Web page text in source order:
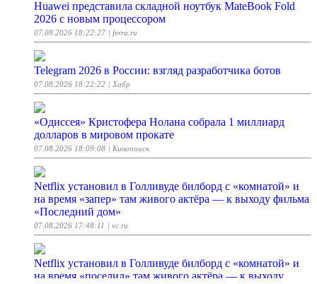
Huawei представила складной ноутбук MateBook Fold
2026 с новым процессором
07.08.2026 18:22:27 | ferra.ru
Telegram 2026 в России: взгляд разработчика ботов
07.08.2026 18:22:22 | Хабр
«Одиссея» Кристофера Нолана собрала 1 миллиард
долларов в мировом прокате
07.08.2026 18:09:08 | Кинопоиск
Netflix установил в Голливуде билборд с «комнатой» и
на время «запер» там живого актёра — к выходу фильма
«Последний дом»
07.08.2026 17:48:11 | vc.ru
Netflix установил в Голливуде билборд с «комнатой» и
на время «поселил» там живого актёра — к выходу